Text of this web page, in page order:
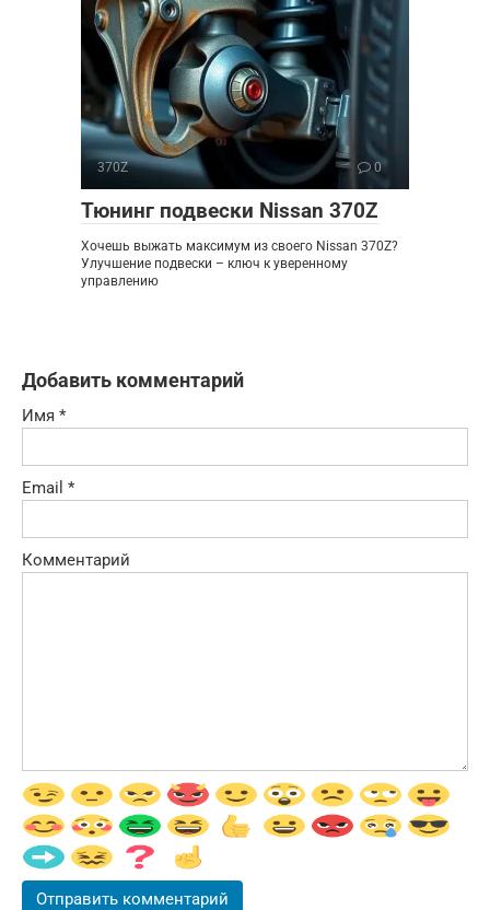
370Z 0
Тюнинг подвески Nissan 370Z
Хочешь выжать максимум из своего Nissan 370Z?
Улучшение подвески – ключ к уверенному
управлению
Добавить комментарий
Имя *
Email *
Комментарий